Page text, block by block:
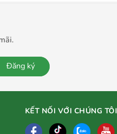
Đăng ký
KẾT NỐI VỚI CHÚNG TÔI